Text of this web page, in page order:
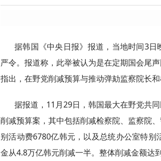
据韩国《中央日报》报道，当地时间3
严令。报道称，此举被认为是在定期国会尾
指出，在野党削减预算与推动弹劾监察院长
据报道，11月29日，韩国最大在野党共
削减预算案，其中包括削减检察院、监察院
别活动费6780亿韩元，以及总统办公室特
金从4.8万亿韩元削减一半。整体削减金额达